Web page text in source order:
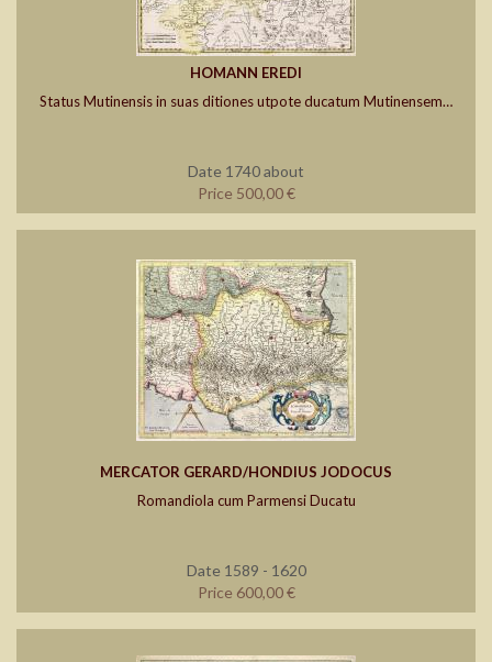
HOMANN EREDI
Status Mutinensis in suas ditiones utpote ducatum Mutinensem…
Date 1740 about
Price 500,00 €
MERCATOR GERARD/HONDIUS JODOCUS
Romandiola cum Parmensi Ducatu
Date 1589 - 1620
Price 600,00 €